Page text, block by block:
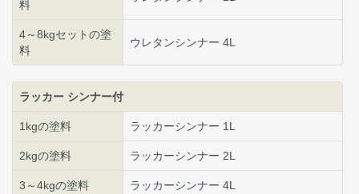
料
4～8kgセットの塗
料
ウレタンシンナー 4L
ラッカー シンナー付
1kgの塗料 ラッカーシンナー 1L
2kgの塗料 ラッカーシンナー 2L
3～4kgの塗料 ラッカーシンナー 4L